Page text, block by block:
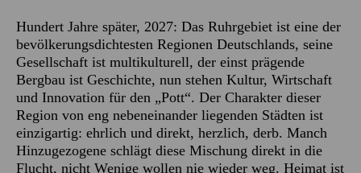
Hundert Jahre später, 2027: Das Ruhrgebiet ist eine der
bevölkerungsdichtesten Regionen Deutschlands, seine
Gesellschaft ist multikulturell, der einst prägende
Bergbau ist Geschichte, nun stehen Kultur, Wirtschaft
und Innovation für den „Pott“. Der Charakter dieser
Region von eng nebeneinander liegenden Städten ist
einzigartig: ehrlich und direkt, herzlich, derb. Manch
Hinzugezogene schlägt diese Mischung direkt in die
Flucht, nicht Wenige wollen nie wieder weg. Heimat ist